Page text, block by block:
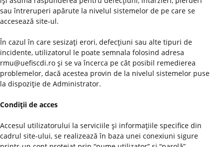
sau întreruperi apărute la nivelul sistemelor de pe care se
accesează site-ul.
În cazul în care sesizaţi erori, defecţiuni sau alte tipuri de
incidente, utilizatorul le poate semnala folosind adresa
rmu@uefiscdi.ro şi se va încerca pe cât posibil remedierea
problemelor, dacă acestea provin de la nivelul sistemelor puse
la dispoziţie de Administrator.
Condiţii de acces
Accesul utilizatorului la serviciile şi informaţiile specifice din
cadrul site-ului, se realizează în baza unei conexiuni sigure